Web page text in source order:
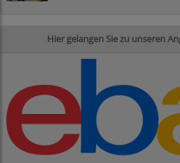
Hier gelangen Sie zu unseren